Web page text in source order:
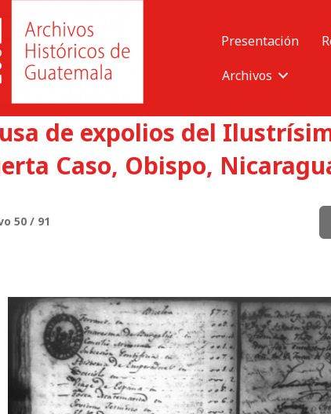
Presentación
Archivos
de expolios del
Caso, Obispo,
50 / 91